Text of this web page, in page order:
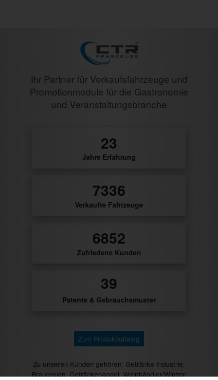
Ihr Partner für Verkaufsfahrzeuge und
Promotionmodule für die Gastronomie
und Veranstaltungsbranche
27
Jahre Erfahrung
8648
Verkaufte Fahrzeuge
8078
Zufriedene Kunden
47
Patente & Gebrauchsmuster
Zum Produktkatalog
Zu unseren Kunden gehören: Getränke Industrie,
Brauereien, Getränkehandel, Weinhändler/Winzer,